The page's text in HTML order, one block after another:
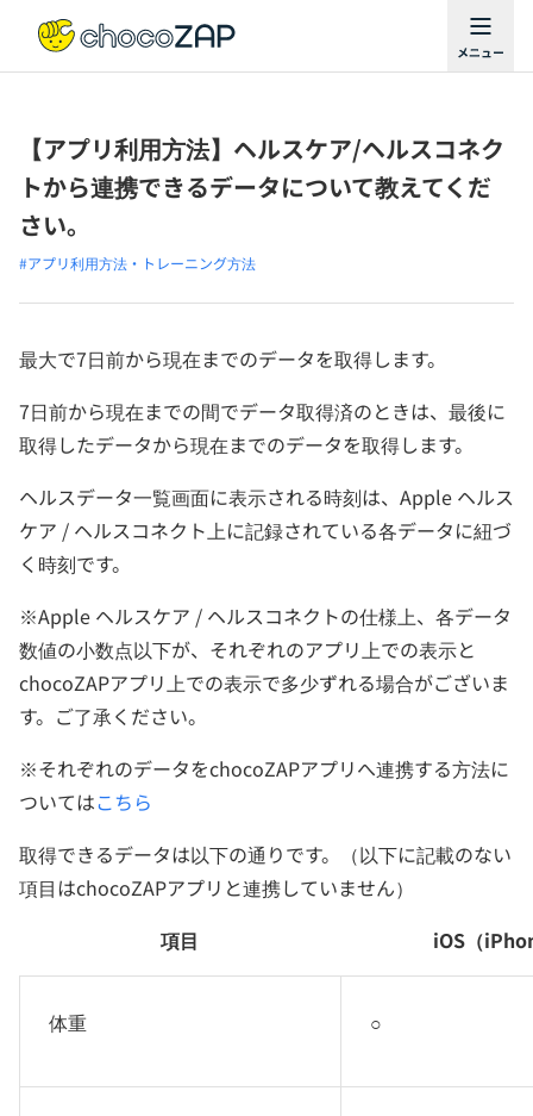
【アプリ利用方法】ヘルスケア/ヘルスコネク
トから連携できるデータについて教えてくだ
さい。
#アプリ利用方法・トレーニング方法
最大で7日前から現在までのデータを取得します。
7日前から現在までの間でデータ取得済のときは、最後に
取得したデータから現在までのデータを取得します。
ヘルスデータ一覧画面に表示される時刻は、Apple ヘルス
ケア / ヘルスコネクト上に記録されている各データに紐づ
く時刻です。
※Apple ヘルスケア / ヘルスコネクトの仕様上、各データ
数値の小数点以下が、それぞれのアプリ上での表示と
chocoZAPアプリ上での表示で多少ずれる場合がございま
す。ご了承ください。
※それぞれのデータをchocoZAPアプリへ連携する方法に
ついてはこちら
取得できるデータは以下の通りです。（以下に記載のない
項目はchocoZAPアプリと連携していません）
項目
iOS（
体重 ○